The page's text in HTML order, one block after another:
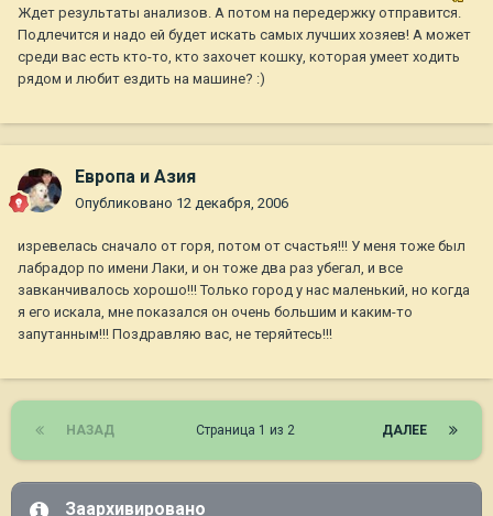
Ждет результаты анализов. А потом на передержку отправится.
Подлечится и надо ей будет искать самых лучших хозяев! А может
среди вас есть кто-то, кто захочет кошку, которая умеет ходить
рядом и любит ездить на машине? :)
Европа и Азия
Опубликовано 12 декабря, 2006
изревелась сначало от горя, потом от счастья!!! У меня тоже был
лабрадор по имени Лаки, и он тоже два раз убегал, и все
завканчивалось хорошо!!! Только город у нас маленький, но когда
я его искала, мне показался он очень большим и каким-то
запутанным!!! Поздравляю вас, не теряйтесь!!!
НАЗАД ДАЛЕЕ
Страница 1 из 2
Заархивировано